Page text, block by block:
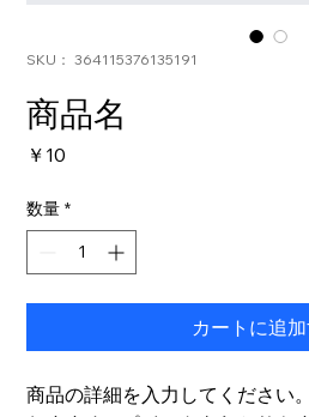
SKU： 364115376135191
商品名
￥10
数量 *
カートに追
商品の詳細を入力してください